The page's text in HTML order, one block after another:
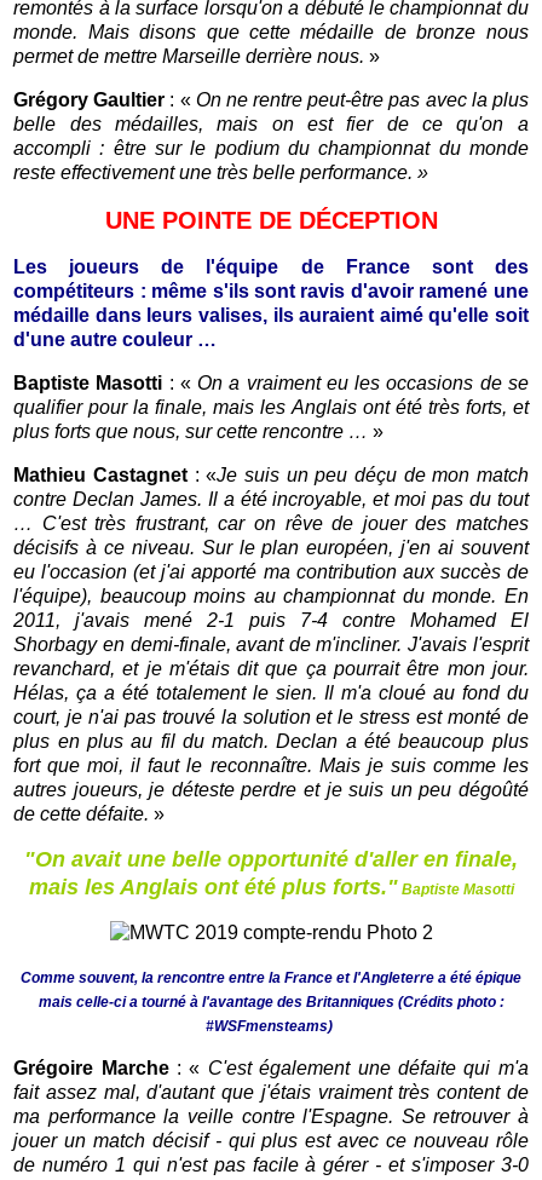
remontés à la surface lorsqu'on a débuté le championnat du
monde. Mais disons que cette médaille de bronze nous
permet de mettre Marseille derrière nous.»
Grégory Gaultier : «On ne rentre peut-être pas avec la plus
belle des médailles, mais on est fier de ce qu'on a
accompli : être sur le podium du championnat du monde
reste effectivement une très belle performance.»
UNE POINTE DE DÉCEPTION
Les joueurs de l'équipe de France sont des
compétiteurs : même s'ils sont ravis d'avoir ramené une
médaille dans leurs valises, ils auraient aimé qu'elle soit
d'une autre couleur …
Baptiste Masotti : «On a vraiment eu les occasions de se
qualifier pour la finale, mais les Anglais ont été très forts, et
plus forts que nous, sur cette rencontre … »
Mathieu Castagnet: «Je suis un peu déçu de mon match
contre Declan James. Il a été incroyable, et moi pas du tout
… C'est très frustrant, car on rêve de jouer des matches
décisifs à ce niveau. Sur le plan européen, j'en ai souvent
eu l'occasion (et j'ai apporté ma contribution aux succès de
l'équipe), beaucoup moins au championnat du monde. En
2011, j'avais mené 2-1 puis 7-4 contre Mohamed El
Shorbagy en demi-finale, avant de m'incliner. J'avais l'esprit
revanchard, et je m'étais dit que ça pourrait être mon jour.
Hélas, ça a été totalement le sien. Il m'a cloué au fond du
court, je n'ai pas trouvé la solution et le stress est monté de
plus en plus au fil du match. Declan a été beaucoup plus
fort que moi, il faut le reconnaître. Mais je suis comme les
autres joueurs, je déteste perdre et je suis un peu dégoûté
de cette défaite.»
"On avait une belle opportunité d'aller en finale,
mais les Anglais ont été plus forts." Baptiste Masotti
Comme souvent, la rencontre entre la France et l'Angleterre a été épique
mais celle-ci a tourné à l'avantage des Britanniques (Crédits photo :
#WSFmensteams)
Grégoire Marche : « C'est également une défaite qui m'a
fait assez mal, d'autant que j'étais vraiment très content de
ma performance la veille contre l'Espagne. Se retrouver à
jouer un match décisif - qui plus est avec ce nouveau rôle
de numéro 1 qui n'est pas facile à gérer - et s'imposer 3-0